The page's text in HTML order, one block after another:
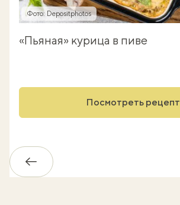
Фото: Depositphotos
«Пьяная» курица в пиве
Посмотреть рецепт
Обратно